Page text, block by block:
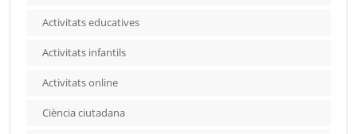
Activitats educatives
Activitats infantils
Activitats online
Ciència ciutadana